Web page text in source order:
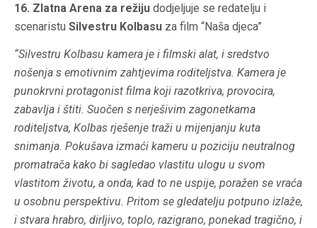
16. Zlatna Arena za režiju dodjeljuje se redatelju i
scenaristu Silvestru Kolbasu za film “Naša djeca”
“Silvestru Kolbasu kamera je i filmski alat, i sredstvo
nošenja s emotivnim zahtjevima roditeljstva. Kamera je
punokrvni protagonist filma koji razotkriva, provocira,
zabavlja i štiti. Suočen s nerješivim zagonetkama
roditeljstva, Kolbas rješenje traži u mijenjanju kuta
snimanja. Pokušava izmaći kameru u poziciju neutralnog
promatrača kako bi sagledao vlastitu ulogu u svom
vlastitom životu, a onda, kad to ne uspije, poražen se vraća
u osobnu perspektivu. Pritom se gledatelju potpuno izlaže,
i stvara hrabro, dirljivo, toplo, razigrano, ponekad tragično, i